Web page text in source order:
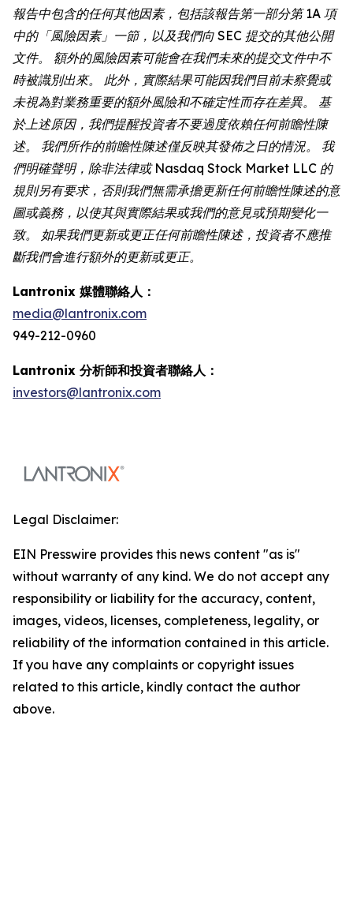
報告中包含的任何其他因素，包括該報告第一部分第 1A 項
中的「風險因素」一節，以及我們向 SEC 提交的其他公開
文件。 額外的風險因素可能會在我們未來的提交文件中不
時被識別出來。 此外，實際結果可能因我們目前未察覺或
未視為對業務重要的額外風險和不確定性而存在差異。 基
於上述原因，我們提醒投資者不要過度依賴任何前瞻性陳
述。 我們所作的前瞻性陳述僅反映其發佈之日的情況。 我
們明確聲明，除非法律或 Nasdaq Stock Market LLC 的
規則另有要求，否則我們無需承擔更新任何前瞻性陳述的意
圖或義務，以使其與實際結果或我們的意見或預期變化一
致。 如果我們更新或更正任何前瞻性陳述，投資者不應推
斷我們會進行額外的更新或更正。
Lantronix 媒體聯絡人：
media@lantronix.com
949-212-0960
Lantronix 分析師和投資者聯絡人：
investors@lantronix.com
Legal Disclaimer:
EIN Presswire provides this news content "as is"
without warranty of any kind. We do not accept any
responsibility or liability for the accuracy, content,
images, videos, licenses, completeness, legality, or
reliability of the information contained in this article.
If you have any complaints or copyright issues
related to this article, kindly contact the author
above.